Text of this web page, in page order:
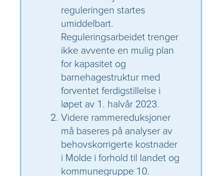
reguleringen startes
umiddelbart.
Reguleringsarbeidet trenger
ikke avvente en mulig plan
for kapasitet og
barnehagestruktur med
forventet ferdigstillelse i
løpet av 1. halvår 2023.
Videre rammereduksjoner
må baseres på analyser av
behovskorrigerte kostnader
i Molde i forhold til landet og
kommunegruppe 10.